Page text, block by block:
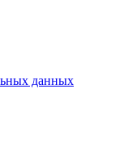
данных